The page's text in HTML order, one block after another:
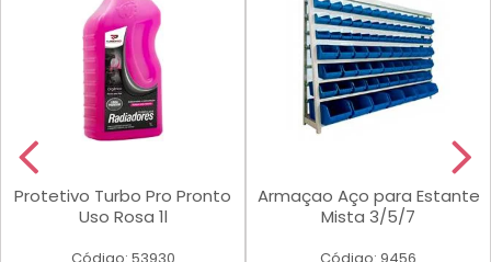
Protetivo Turbo Pro Pronto
Uso Rosa 1l
Armaçao Aço para Estante
Mista 3/5/7